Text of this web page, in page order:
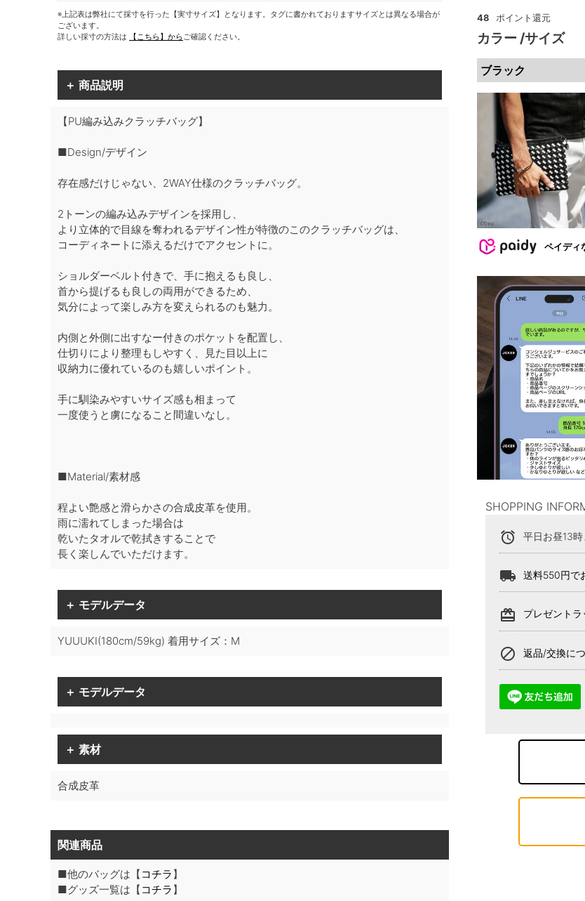
※上記表は弊社にて採寸を行った【実寸サイズ】となります。タグに書かれておりますサイズとは異なる場合が
ございます。
詳しい採寸の方法は
【こちら】からご確認ください。
＋ 商品説明
【PU編み込みクラッチバッグ】
■Design/デザイン
存在感だけじゃない、2WAY仕様のクラッチバッグ。
2トーンの編み込みデザインを採用し、
より立体的で目線を奪われるデザイン性が特徴のこのクラッチバッグは、
コーディネートに添えるだけでアクセントに。
ショルダーベルト付きで、手に抱えるも良し、
首から提げるも良しの両用ができるため、
気分によって楽しみ方を変えられるのも魅力。
内側と外側に出すなー付きのポケットを配置し、
仕切りにより整理もしやすく、見た目以上に
収納力に優れているのも嬉しいポイント。
手に馴染みやすいサイズ感も相まって
一度使うと虜になること間違いなし。
■Material/素材感
程よい艶感と滑らかさの合成皮革を使用。
雨に濡れてしまった場合は
乾いたタオルで乾拭きすることで
長く楽しんでいただけます。
＋ モデルデータ
YUUUKI(180cm/59kg) 着用サイズ：M
＋ モデルデータ
＋ 素材
合成皮革
関連商品
■他のバッグは【 コチラ 】
■グッズ一覧は【 コチラ 】
48
カラー サイズ
ブラック
ペイディ
SHOPPING
alarm 平日お昼13
local_shipping 送料550円で
card_giftcard プレゼント
block 返品/交換に